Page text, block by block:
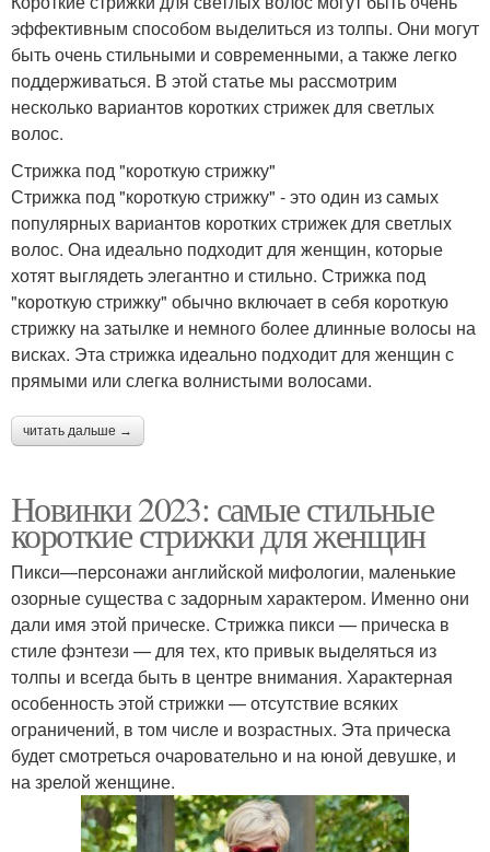
эффективным способом выделиться из толпы. Они могут
быть очень стильными и современными, а также легко
поддерживаться. В этой статье мы рассмотрим
несколько вариантов коротких стрижек для светлых
волос.
Стрижка под "короткую стрижку"
Стрижка под "короткую стрижку" - это один из самых
популярных вариантов коротких стрижек для светлых
волос. Она идеально подходит для женщин, которые
хотят выглядеть элегантно и стильно. Стрижка под
"короткую стрижку" обычно включает в себя короткую
стрижку на затылке и немного более длинные волосы на
висках. Эта стрижка идеально подходит для женщин с
прямыми или слегка волнистыми волосами.
читать дальше →
Новинки 2023: самые стильные
короткие стрижки для женщин
Пикси—персонажи английской мифологии, маленькие
озорные существа с задорным характером. Именно они
дали имя этой прическе. Стрижка пикси — прическа в
стиле фэнтези — для тех, кто привык выделяться из
толпы и всегда быть в центре внимания. Характерная
особенность этой стрижки — отсутствие всяких
ограничений, в том числе и возрастных. Эта прическа
будет смотреться очаровательно и на юной девушке, и
на зрелой женщине.